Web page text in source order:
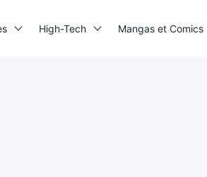
High-Tech Mangas et Comics